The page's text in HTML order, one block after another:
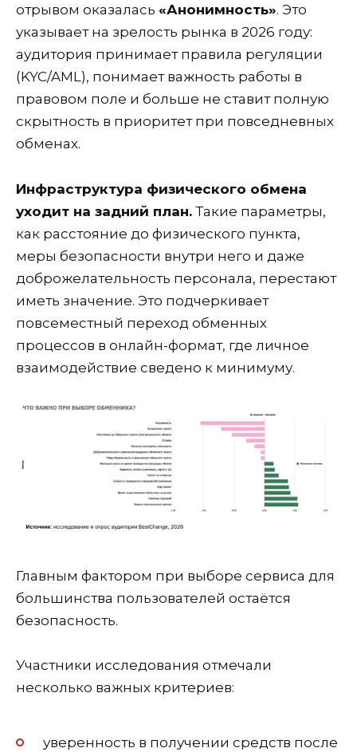
отрывом оказалась «Анонимность». Это
указывает на зрелость рынка в 2026 году:
аудитория принимает правила регуляции
(KYC/AML), понимает важность работы в
правовом поле и больше не ставит полную
скрытность в приоритет при повседневных
обменах.
Инфраструктура физического обмена
уходит на задний план. Такие параметры,
как расстояние до физического пункта,
меры безопасности внутри него и даже
доброжелательность персонала, перестают
иметь значение. Это подчеркивает
повсеместный переход обменных
процессов в онлайн-формат, где личное
взаимодействие сведено к минимуму.
Главным фактором при выборе сервиса для
большинства пользователей остаётся
безопасность.
Участники исследования отмечали
несколько важных критериев:
уверенность в получении средств после